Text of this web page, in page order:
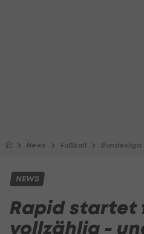
News Fußball Bundesliga
NEWS
Rapid startet
vollzählig -